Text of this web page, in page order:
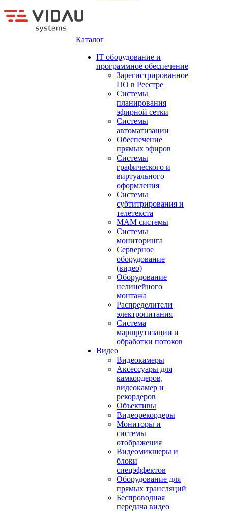
Каталог
IT оборудование и
программное обеспечение
Зарегистрированное
ПО в Реестре
Системы
планирования
эфирной сетки
Системы
автоматизации
Обеспечение
прямых эфиров
Системы
графического и
виртуального
оформления
Системы
субтитрирования и
телетекста
MAM системы
Системы
мониторинга
Серверное
оборудование
(видео)
Оборудование
нелинейного
монтажа
Распределители
электропитания
Система
маршрутизации и
обработки потоков
Видео
Видеокамеры
Аксессуары для
камкордеров,
видеокамер и
рекордеров
Объективы
Видеорекордеры
Мониторы и
системы
отображения
Видеомикшеры и
блоки
спецэффектов
Оборудование для
прямых трансляций
Беспроводная
передача видео